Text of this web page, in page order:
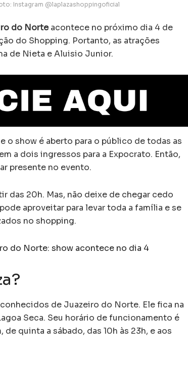
Instagram @laplazashoppingoficial
do Norteacontece no próximo dia 4 de
do Shopping. Portanto, as atrações
de Nieta e Aluisio Junior.
o show é aberto para o público de todas as
a dois ingressos para a Expocrato. Então,
presente no evento.
das 20h. Mas, não deixe de chegar cedo
aproveitar para levar toda a família e se
no shopping.
do Norte: show acontece no dia 4
de Juazeiro do Norte. Ele fica na
Seca. Seu horário de funcionamento é
de quinta a sábado, das 10h às 23h, e aos